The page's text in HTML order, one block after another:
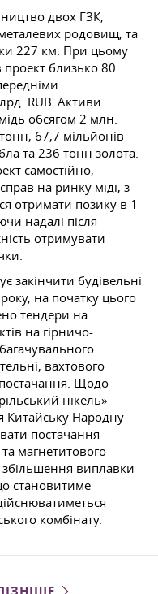
двох ГЗК,
родовищ, та
227 км. При цьому
проект близько 80
RUB. Активи
обсягом 2 млн.
67,7 мільйонів
та 236 тонн золота.
самостійно,
на ринку міді, з
отримати позику в 1
надалі після
отримувати
закінчити будівельні
на початку цього
тендери на
на гірничо-
вахтового
Щодо
нікель»
Китайську Народну
постачання
та магнетитового
збільшення виплавки
становитиме
комбінату.